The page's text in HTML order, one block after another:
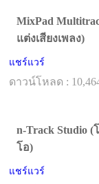
MixPad
แต่งเสียงเพลง)
แชร์แวร์
ดาวน์โหลด :
n-Track Studio
โอ)
แชร์แวร์